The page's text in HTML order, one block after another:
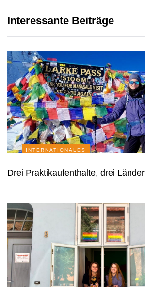
Interessante Beiträge
INTERNATIONALES
Drei Praktikaufenthalte, drei Länder